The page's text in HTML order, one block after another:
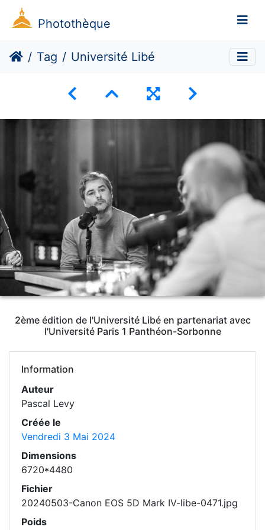
Photothèque
Tag Université Libé
2ème édition de l'Université Libé en partenariat avec
l'Université Paris 1 Panthéon-Sorbonne
Information
Auteur
Pascal Levy
Créée le
Vendredi 3 Mai 2024
Dimensions
6720*4480
Fichier
20240503-Canon EOS 5D Mark IV-libe-0471.jpg
Poids